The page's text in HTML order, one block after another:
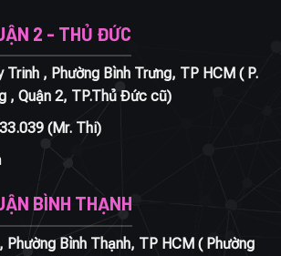
2 - THỦ ĐỨC
Trinh , Phường Bình Trưng, TP HCM ( P.
, Quận 2, TP.Thủ Đức cũ)
(Mr. Thi)
BÌNH THẠNH
Bình Thạnh, TP HCM ( Phường